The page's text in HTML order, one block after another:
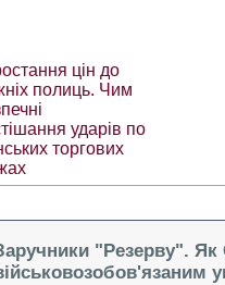
цін до
полиць. Чим
ударів по
торгових
"Резерву". Як